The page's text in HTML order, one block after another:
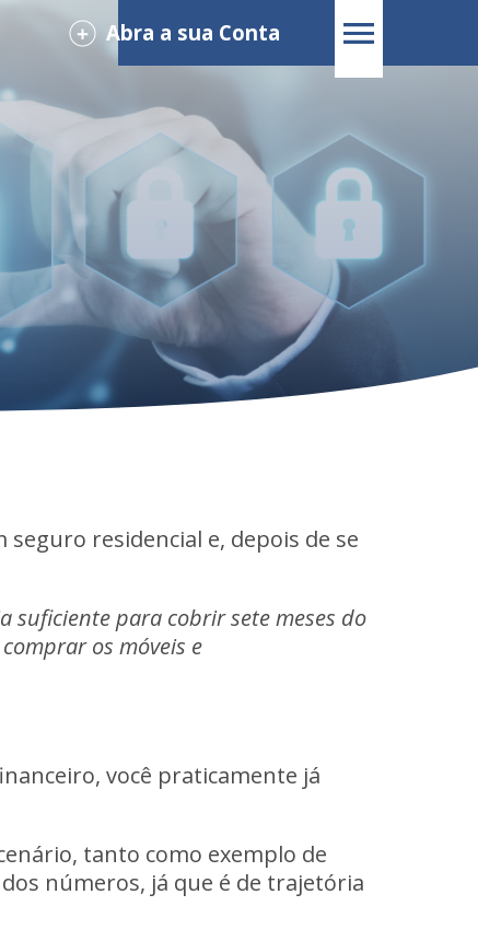
Abra a sua Conta
residencial e, depois de se
suficiente para cobrir sete meses do
os móveis e
você praticamente já
tanto como exemplo de
números, já que é de trajetória